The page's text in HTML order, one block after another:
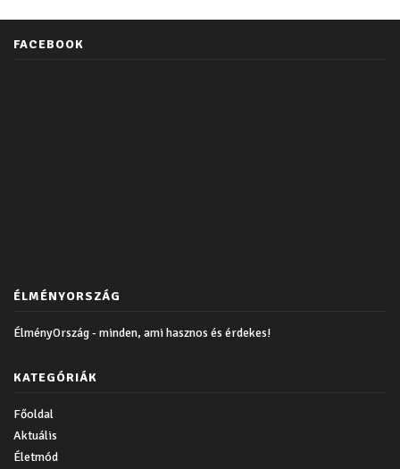
FACEBOOK
ÉLMÉNYORSZÁG
ÉlményOrszág - minden, ami hasznos és érdekes!
KATEGÓRIÁK
Főoldal
Aktuális
Életmód